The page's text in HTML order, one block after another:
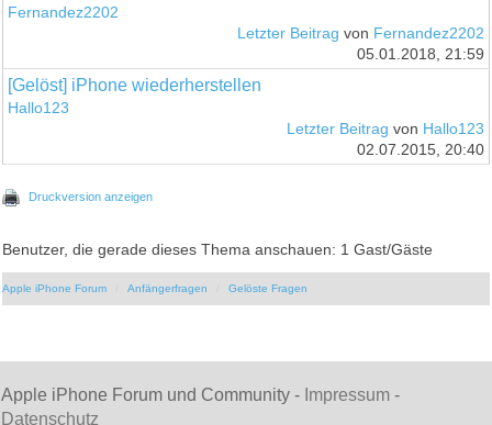
Fernandez2202
Letzter Beitrag von Fernandez2202
05.01.2018, 21:59
[Gelöst] iPhone wiederherstellen
Hallo123
Letzter Beitrag von Hallo123
02.07.2015, 20:40
Druckversion anzeigen
Benutzer, die gerade dieses Thema anschauen: 1 Gast/Gäste
Apple iPhone Forum Anfängerfragen Gelöste Fragen
Apple iPhone Forum und Community - Impressum -
Datenschutz